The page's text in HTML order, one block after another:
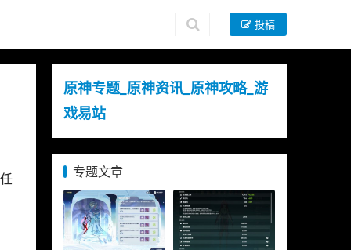
投稿
原神专题_原神资讯_原神攻略_游
戏易站
专题文章